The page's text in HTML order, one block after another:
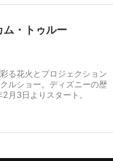
ム・トゥルー
る花火とプロジェクション
ルショー。ディズニーの歴
月3日よりスタート。